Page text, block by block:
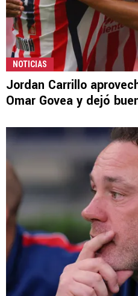
NOTICIAS
Jordan Carrillo
Omar Govea y dejó